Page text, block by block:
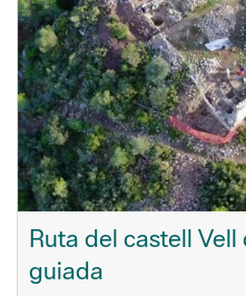
Ruta del castell
guiada